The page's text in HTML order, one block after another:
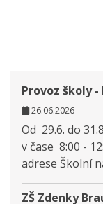
Provoz školy
26.06.2026
Od 29.6. do
v čase 8:00 -
adrese Školní
ZŠ Zdenky